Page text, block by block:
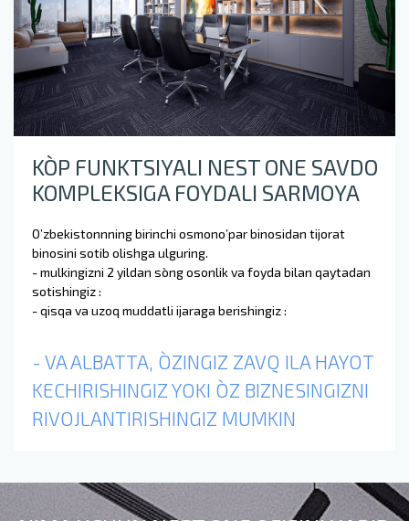
KO`P FUNKTSIYALI NEST ONE SAVDO
KOMPLEKSIGA FOYDALI SARMOYA
O’zbekistonnning birinchi osmono’par binosidan tijorat
binosini sotib olishga ulguring.
- mulkingizni 2 yildan so`ng osonlik va foyda bilan qaytadan
sotishingiz :
- qisqa va uzoq muddatli ijaraga berishingiz :
- VA ALBATTA, O`ZINGIZ ZAVQ ILA HAYOT
KECHIRISHINGIZ YOKI O`Z BIZNESINGIZNI
RIVOJLANTIRISHINGIZ MUMKIN